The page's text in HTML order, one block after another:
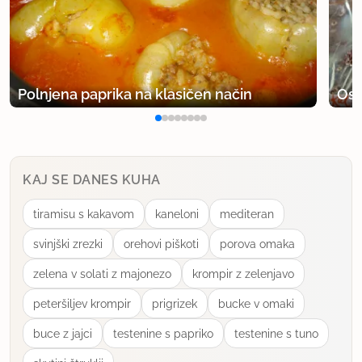
Polnjena paprika na klasičen način
KAJ SE DANES KUHA
tiramisu s kakavom kaneloni mediteran
svinjški zrezki orehovi piškoti porova omaka
zelena v solati z majonezo krompir z zelenjavo
peteršiljev krompir prigrizek bucke v omaki
buce z jajci testenine s papriko testenine s tuno